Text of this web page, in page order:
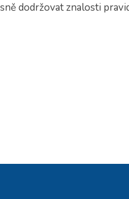
dodržovat znalosti